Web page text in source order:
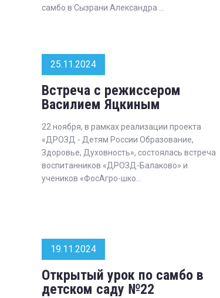
самбо в Сызрани Александра ...
25.11.2024
Встреча с режиссером
Василием Яцкиным
22 ноября, в рамках реализации проекта
«ДРОЗД - Детям России Образование,
Здоровье, Духовность», состоялась встреча
воспитанников «ДРОЗД-Балаково» и
учеников «ФосАгро-шко...
19.11.2024
Открытый урок по самбо в
детском саду №22